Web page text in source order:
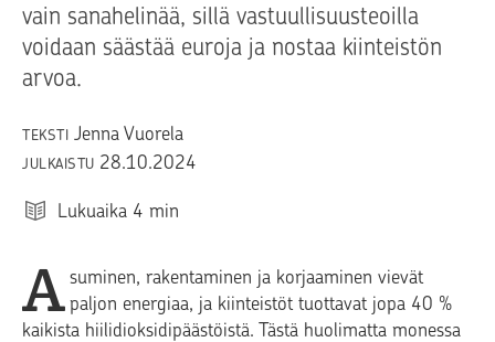
vain sanahelinää, sillä vastuullisuusteoilla
voidaan säästää euroja ja nostaa kiinteistön
arvoa.
TEKSTI Jenna Vuorela
JULKAISTU 28.10.2024
Lukuaika 4 min
A suminen, rakentaminen ja korjaaminen vievät
paljon energiaa, ja kiinteistöt tuottavat jopa 40 %
kaikista hiilidioksidipäästöistä. Tästä huolimatta monessa